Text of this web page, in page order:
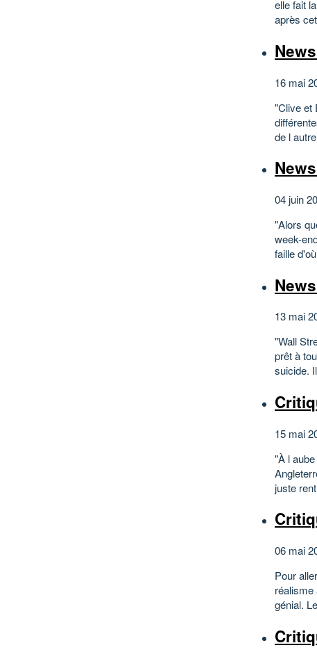
elle fait
après
16 mai
"Clive et
de l
04 juin
"Alors
week-
faille
13 mai
"Wall
prêt à
suicide.
15 mai
"À l
juste
06 mai
Pour
réalisme
génial.